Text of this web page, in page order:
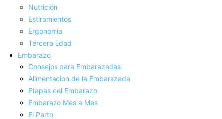
Nutrición
Estiramientos
Ergonomí­a
Tercera Edad
Embarazo
Consejos para Embarazadas
Alimentacion de la Embarazada
Etapas del Embarazo
Embarazo Mes a Mes
El Parto